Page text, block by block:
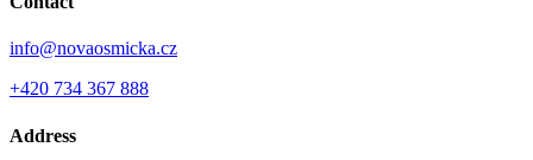
info@novaosmicka.cz
+420 734 367 888
Address